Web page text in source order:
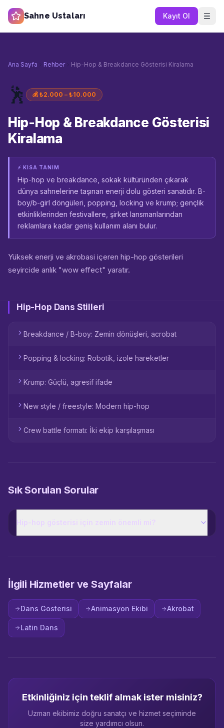
Sahne Ustaları Kayıt Ol
Ana Sayfa Rehber Hip-Hop & Breakdance Gösterisi Kiralama
🕺 💰₺2.000 – ₺10.000
Hip-Hop & Breakdance Gösterisi
Kiralama
⚡ KISA TANIM
Hip-hop ve breakdance, sokak kültüründen çıkarak
dünya sahnelerine taşınan enerji dolu gösteri sanatıdır. B-
boy/b-girl döngüleri, popping, locking ve krump; gençlik
etkinliklerinden festivallere, şirket lansmanlarından
reklamlara kadar geniş kullanım alanı bulur.
Yüksek enerji ve akrobasi içeren hip-hop gösterileri
seyircide anlık "wow effect" yaratır.
Hip-Hop Dans Stilleri
Breakdance / B-boy: Zemin dönüşleri, acrobat
Popping & locking: Robotik, izole hareketler
Krump: Güçlü, agresif ifade
New style / freestyle: Modern hip-hop
Crew battle formatı: İki ekip karşılaşması
Sık Sorulan Sorular
Hip-hop gösterisi için zemin önemli mi?
İlgili Hizmetler ve Sayfalar
Dans Gosterisi Animasyon Ekibi Akrobat
Latin Dans
Etkinliğiniz için teklif almak ister misiniz?
Uzman ekibimiz doğru sanatçı ve hizmet seçiminde
size yardımcı olsun.